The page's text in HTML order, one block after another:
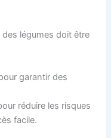
légumes doit être
garantir des
réduire les risques
facile.